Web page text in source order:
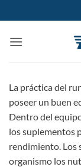
al
contenido
La práctica del
poseer un buen
Dentro del
los suplementos
rendimiento. Los
organismo los